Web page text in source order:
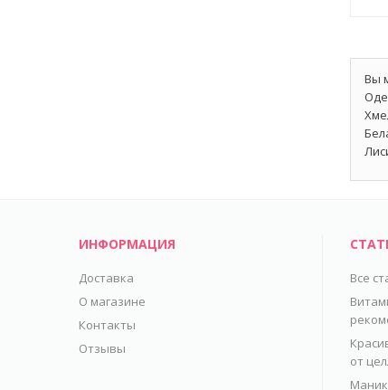
Вы
ИНФОРМАЦИЯ
Доставка
О магазине
Контакты
Отзывы
Все
от